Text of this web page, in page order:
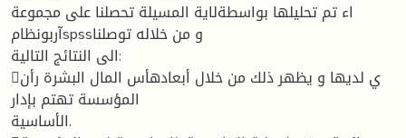
اء تم تحلیلها بواسطةلایة المسیلة تحصلنا على مجموعة
آربونظامspssو من خلاله توصلنا
الى النتائج التالیة:
ي لدیها و یظهر ذلك من خلال أبعادهأس المال البشرة رأن
المؤسسة تهتم بإدار
الأساسیة.